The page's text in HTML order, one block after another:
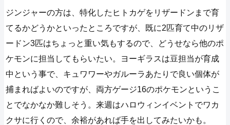
ジンジャーの方は、特化したヒトカゲをリザードンまで育
てるかどうかといったところですが、既に2匹育て中のリザ
ードン3匹はちょっと重い気もするので、どうせなら他のポ
ケモンに担当してもらいたい。ヨーギラスは豆担当が育成
中という事で、キュワワーやガルーラあたりで良い個体が
捕まればよいのですが、両方ゲージ16のポケモンというこ
とでなかなか難しそう。来週はハロウィンイベントでワカ
クサに行くので、余裕があれば手を出してみたいかも。